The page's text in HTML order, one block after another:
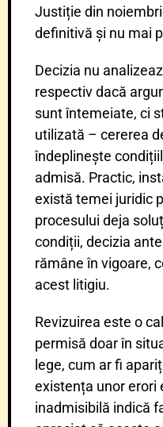
Justiție din
definitivă și nu mai
Decizia nu
respectiv dacă
sunt întemeiate, ci
utilizată – cererea
îndeplinește
admisă. Practic,
există temei juridic
procesului deja
condiții, decizia
rămâne în vigoare,
acest litigiu.
Revizuirea este o
permisă doar în
lege, cum ar fi
existența unor erori
inadmisibilă indică